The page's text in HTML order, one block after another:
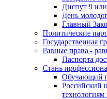
Диспут 9 или
День
Главный
Политические
Государственная
Равные права -
Паспорта
Стань
Обучающий
Российский